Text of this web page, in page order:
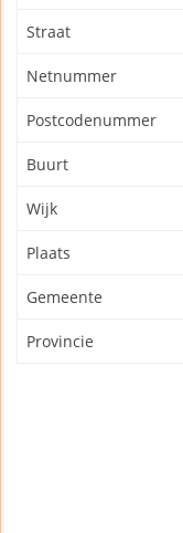
Straat
Netnummer
Postcodenummer
Buurt
Wijk
Plaats
Gemeente
Provincie